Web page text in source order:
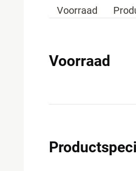
Voorraad
Voorraad